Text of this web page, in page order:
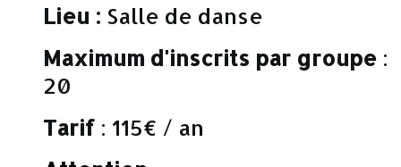
Lieu : Salle de danse
Maximum d'inscrits par groupe :
20
Tarif : 115€ / an